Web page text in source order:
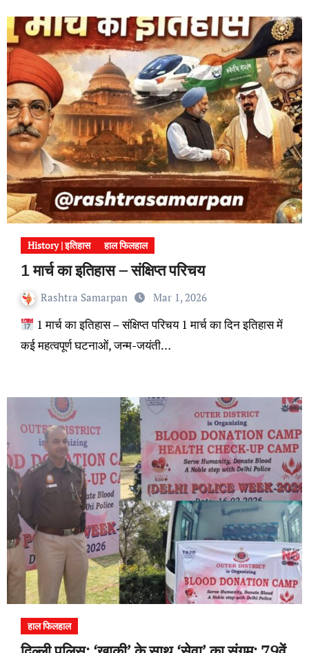
History | इतिहास हाल फिलहाल
1 मार्च का इतिहास – संक्षिप्त परिचय
Rashtra Samarpan Mar 1, 2026
1 मार्च का इतिहास – संक्षिप्त परिचय 1 मार्च का दिन इतिहास में
कई महत्वपूर्ण घटनाओं, जन्म-जयंती…
हाल फिलहाल